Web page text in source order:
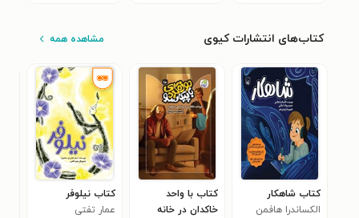
کتاب‌های انتشارات کیوی مشاهده همه
کتاب شاهکار
الکساندرا هافمن
کتاب با واحد
خاکدان در خانه
کتاب نیلوفر
عمار تفتی